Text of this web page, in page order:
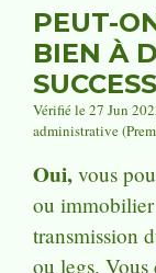
PEUT-
BIEN À
Vérifié le 27 Jun
administrative
Oui, vous
ou immobilier
transmission
ou legs. Vous